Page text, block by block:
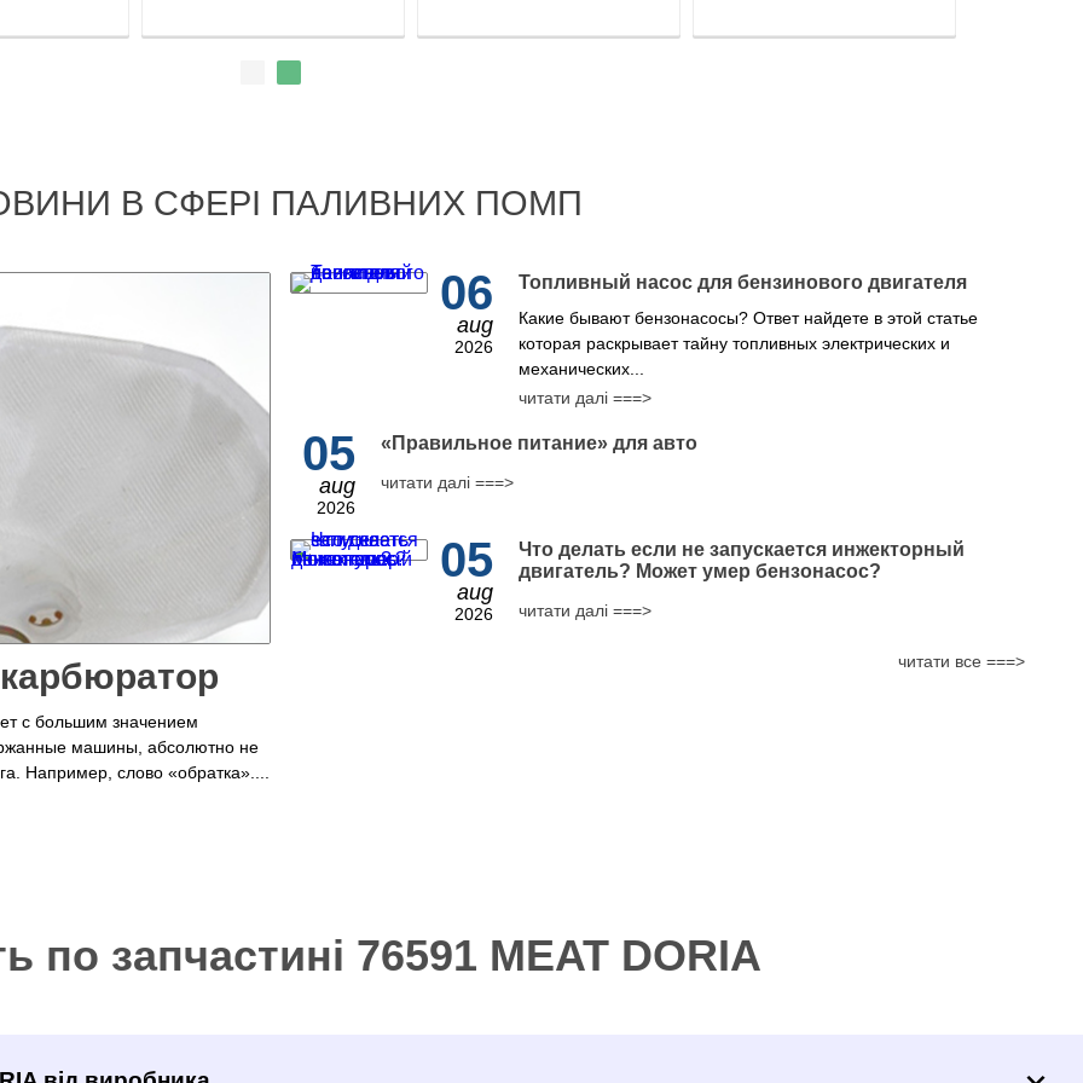
В СФЕРІ ПАЛИВНИХ ПОМП
с большим значением
машины, абсолютно не
Например, слово «обратка»....
06
aug
2026
Топливный насос для бензинового двигателя
Какие бывают бензонасосы? Ответ найдете в этой статье
которая раскрывает тайну топливных электрических и
механических...
читати далі ===>
05
aug
2026
​«Правильное питание» для авто
читати далі ===>
05
aug
2026
Что делать если не запускается инжекторный
двигатель? Может умер бензонасос?
читати далі ===>
читати все ===>
по запчастині 76591 MEAT DORIA